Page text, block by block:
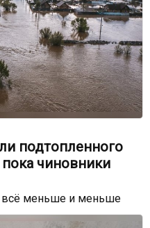
подтопленного
пока чиновники
всё меньше и меньше